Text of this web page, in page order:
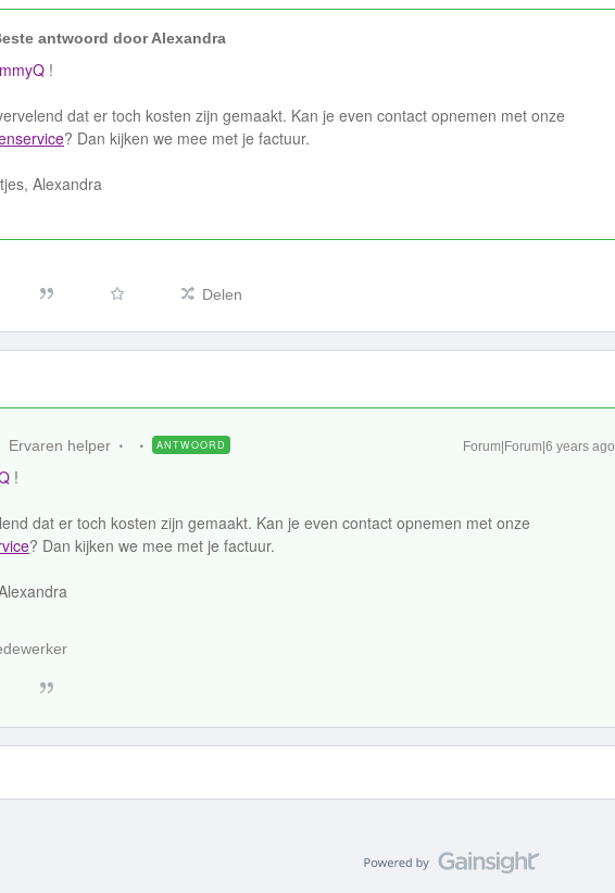
antwoord doorAlexandra
!
dat er toch kosten zijn gemaakt. Kan je even contact opnemen met onze
? Dan kijken we mee met je factuur.
Alexandra
Delen
Ervaren helper ANTWOORD Forum|Forum|6 years ago
!
dat er toch kosten zijn gemaakt. Kan je even contact opnemen met onze
? Dan kijken we mee met je factuur.